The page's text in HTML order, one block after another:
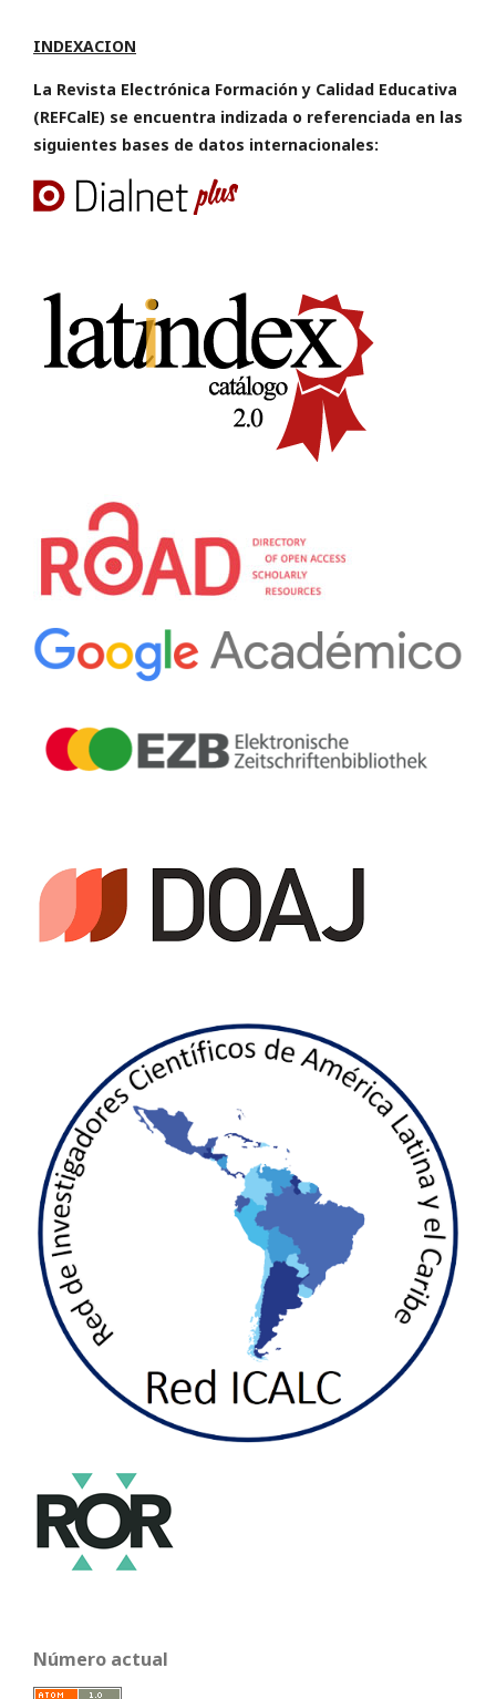
INDEXACION
La Revista Electrónica Formación y Calidad Educativa
(REFCalE) se encuentra indizada o referenciada en las
siguientes bases de datos internacionales:
Número actual